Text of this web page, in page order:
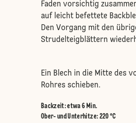
Faden vorsichtig
auf leicht befettete
Den Vorgang mit den
Strudelteigblättern
Ein Blech in die Mitte des
Rohres schieben.
Backzeit: etwa 6 Min.
Ober- und Unterhitze: 220 °C